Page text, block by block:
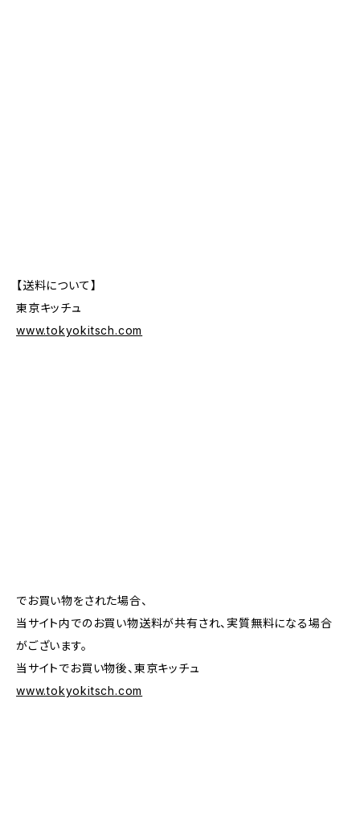
【送料について】
東京キッチュ
www.tokyokitsch.com
でお買い物をされた場合、
当サイト内でのお買い物送料が共有され、実質無料になる場合
がございます。
当サイトでお買い物後、東京キッチュ
www.tokyokitsch.com